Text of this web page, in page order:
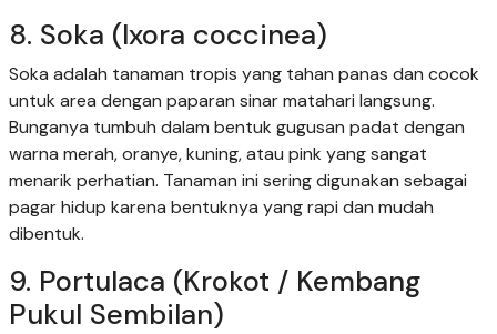
8. Soka (Ixora coccinea)
Soka adalah tanaman tropis yang tahan panas dan cocok
untuk area dengan paparan sinar matahari langsung.
Bunganya tumbuh dalam bentuk gugusan padat dengan
warna merah, oranye, kuning, atau pink yang sangat
menarik perhatian. Tanaman ini sering digunakan sebagai
pagar hidup karena bentuknya yang rapi dan mudah
dibentuk.
9. Portulaca (Krokot / Kembang
Pukul Sembilan)